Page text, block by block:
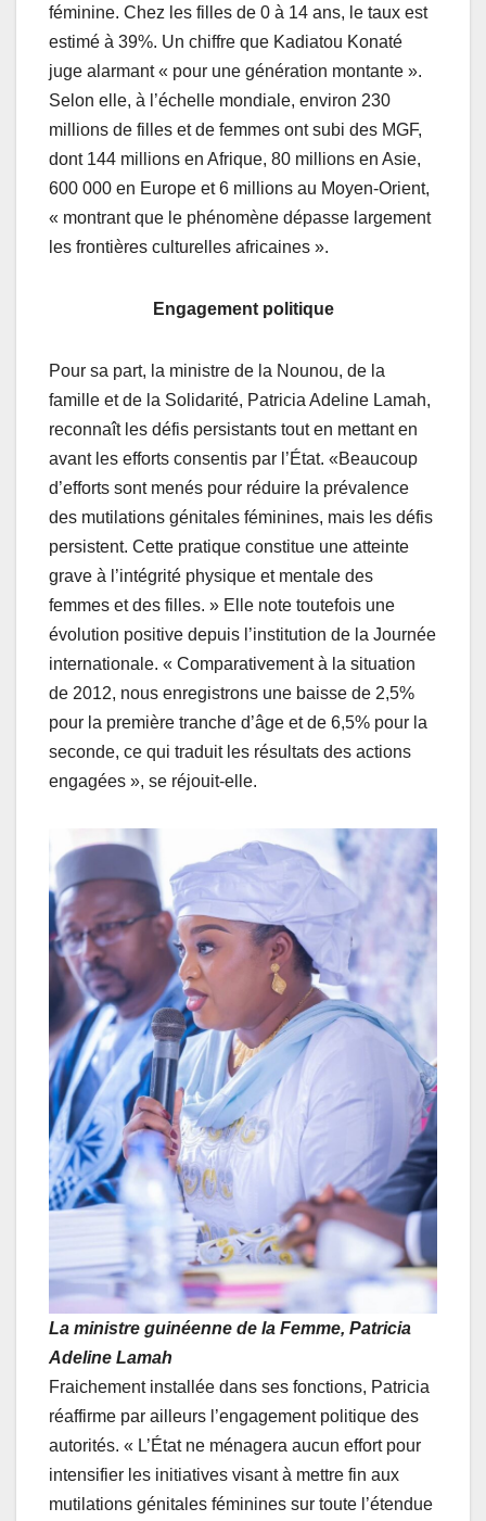
féminine. Chez les filles de 0 à 14 ans, le taux est
estimé à 39%. Un chiffre que Kadiatou Konaté
juge alarmant « pour une génération montante ».
Selon elle, à l’échelle mondiale, environ 230
millions de filles et de femmes ont subi des MGF,
dont 144 millions en Afrique, 80 millions en Asie,
600 000 en Europe et 6 millions au Moyen-Orient,
« montrant que le phénomène dépasse largement
les frontières culturelles africaines ».
Engagement politique
Pour sa part, la ministre de la Nounou, de la
famille et de la Solidarité, Patricia Adeline Lamah,
reconnaît les défis persistants tout en mettant en
avant les efforts consentis par l’État. «Beaucoup
d’efforts sont menés pour réduire la prévalence
des mutilations génitales féminines, mais les défis
persistent. Cette pratique constitue une atteinte
grave à l’intégrité physique et mentale des
femmes et des filles. » Elle note toutefois une
évolution positive depuis l’institution de la Journée
internationale. « Comparativement à la situation
de 2012, nous enregistrons une baisse de 2,5%
pour la première tranche d’âge et de 6,5% pour la
seconde, ce qui traduit les résultats des actions
engagées », se réjouit-elle.
La ministre guinéenne de la Femme, Patricia
Adeline Lamah
Fraichement installée dans ses fonctions, Patricia
réaffirme par ailleurs l’engagement politique des
autorités. « L’État ne ménagera aucun effort pour
intensifier les initiatives visant à mettre fin aux
mutilations génitales féminines sur toute l’étendue